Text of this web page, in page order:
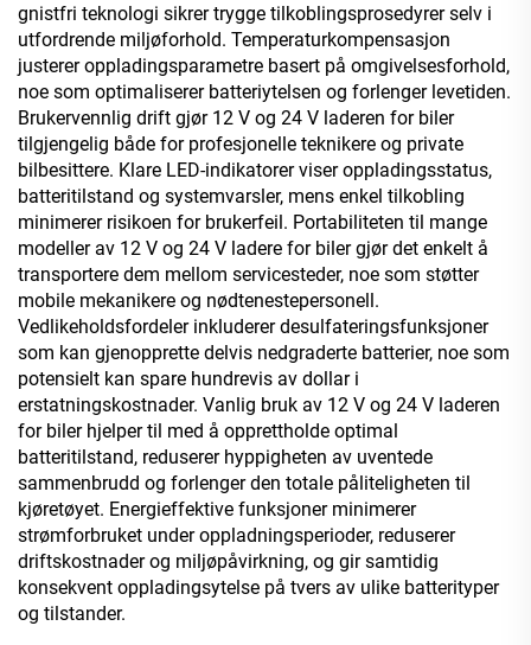
gnistfri teknologi sikrer trygge tilkoblingsprosedyrer selv i
utfordrende miljøforhold. Temperaturkompensasjon
justerer oppladingsparametre basert på omgivelsesforhold,
noe som optimaliserer batteriytelsen og forlenger levetiden.
Brukervennlig drift gjør 12 V og 24 V laderen for biler
tilgjengelig både for profesjonelle teknikere og private
bilbesittere. Klare LED-indikatorer viser oppladingsstatus,
batteritilstand og systemvarsler, mens enkel tilkobling
minimerer risikoen for brukerfeil. Portabiliteten til mange
modeller av 12 V og 24 V ladere for biler gjør det enkelt å
transportere dem mellom servicesteder, noe som støtter
mobile mekanikere og nødtenestepersonell.
Vedlikeholdsfordeler inkluderer desulfateringsfunksjoner
som kan gjenopprette delvis nedgraderte batterier, noe som
potensielt kan spare hundrevis av dollar i
erstatningskostnader. Vanlig bruk av 12 V og 24 V laderen
for biler hjelper til med å opprettholde optimal
batteritilstand, reduserer hyppigheten av uventede
sammenbrudd og forlenger den totale påliteligheten til
kjøretøyet. Energieffektive funksjoner minimerer
strømforbruket under oppladningsperioder, reduserer
driftskostnader og miljøpåvirkning, og gir samtidig
konsekvent oppladingsytelse på tvers av ulike batterityper
og tilstander.